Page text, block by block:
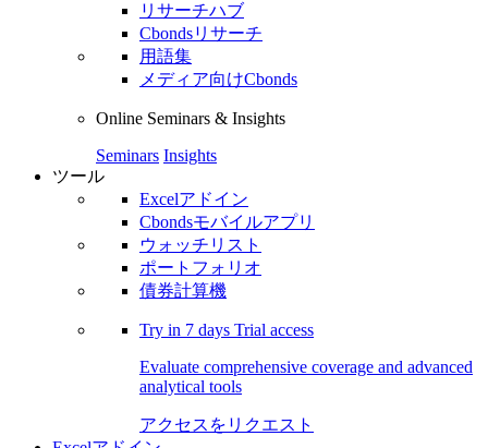
リサーチハブ
Cbondsリサーチ
用語集
メディア向けCbonds
Online Seminars & Insights
Seminars Insights
ツール
Excelアドイン
Cbondsモバイルアプリ
ウォッチリスト
ポートフォリオ
債券計算機
Try in 7 days Trial access
Evaluate comprehensive coverage and advanced
analytical tools
アクセスをリクエスト